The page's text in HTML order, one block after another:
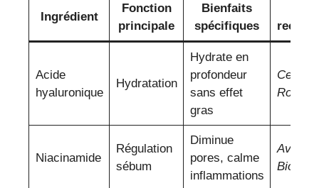
Ingrédient
Fonction
principale
Bienfaits
spécifiques
Acide
hyaluronique
Hydratation
Hydrate en
profondeur
sans effet
gras
Roche-
Niacinamide
Régulation
sébum
Diminue
pores, calme
inflammations
Avène,